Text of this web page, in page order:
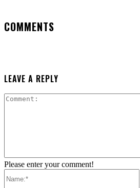
COMMENTS
LEAVE A REPLY
Please enter your comment!